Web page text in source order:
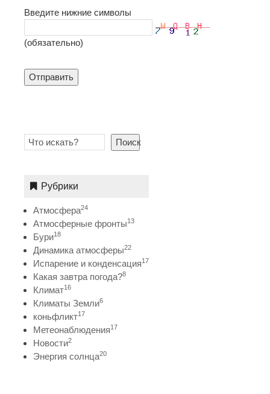
Введите нижние символы
(обязательно)
Отправить
Поиск
Рубрики
Атмосфера24
Атмосферные фронты13
Бури18
Динамика атмосферы22
Испарение и конденсация17
Какая завтра погода?8
Климат16
Климаты Земли6
коньфликт17
Метеонаблюдения17
Новости2
Энергия солнца20